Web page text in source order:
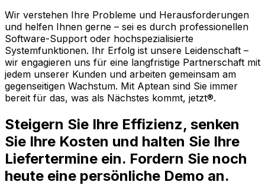
Wir verstehen Ihre Probleme und Herausforderungen
und helfen Ihnen gerne – sei es durch professionellen
Software-Support oder hochspezialisierte
Systemfunktionen. Ihr Erfolg ist unsere Leidenschaft –
wir engagieren uns für eine langfristige Partnerschaft mit
jedem unserer Kunden und arbeiten gemeinsam am
gegenseitigen Wachstum. Mit Aptean sind Sie immer
bereit für das, was als Nächstes kommt, jetzt®.
Steigern Sie Ihre Effizienz, senken
Sie Ihre Kosten und halten Sie Ihre
Liefertermine ein. Fordern Sie noch
heute eine persönliche Demo an.